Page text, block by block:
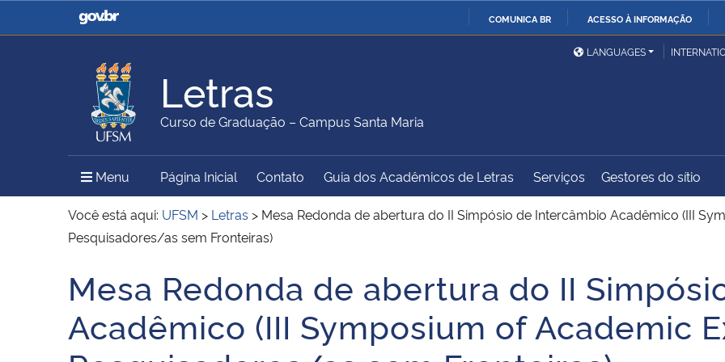
COMUNICA BR ACESSO À INFORMAÇÃO
Casa Civil
Ministério da Justiça e
Ministério da Defesa
Ministério das Relações
Exteriores
Ministério da Agricultura,
Pecuária e Abastecimento
Ministério da Educação
Ministério do Meio Ambiente Ministério do Turismo
Ministério do
Desenvolvimento Regional
Controladoria-Geral da
União
Gabinete de Segurança
Institucional
Banco Central do Brasil
LANGUAGES
Letras
Curso de Graduação – Campus Santa Maria
Menu Menu Principal do Sítio
Página Inicial Contato Guia dos Acadêmicos de Letras Serviços Gestores do sítio
Você está aqui: UFSM > Letras > Mesa Redonda de abertura do II Simpósio de Intercâmbio Acadêmico (III
Pesquisadores/as sem Fronteiras)
Início do conteúdo
Mesa Redonda de abertura do II
Acadêmico (III Symposium of Academic